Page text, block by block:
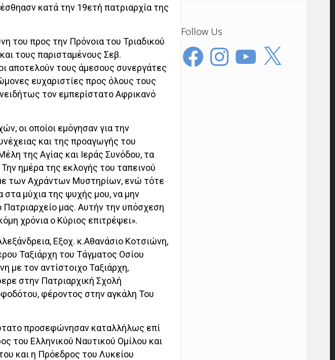
κατά την 19ετή πατριαρχία της
του προς την Πρόνοια του Τριαδικού
τους παρισταμένους Σεβ.
αποτελούν τους άμεσους συνεργάτες
ευχαριστίες προς όλους τους
τον εμπερίστατο Αφρικανό
οι οποίοι εμόγησαν για την
και της προαγωγής του
της Αγίας και Ιεράς Συνόδου, τα
ημέρα της εκλογής του ταπεινού
των Αχράντων Μυστηρίων, ενώ τότε
στα μύχια της ψυχής μου, να μην
μας. Αυτήν την υπόσχεση
χρόνια ο Κύριος επιτρέψει».
Εξοχ. κ.Αθανάσιο Κοτσιώνη,
Ταξιάρχη του Τάγματος Οσίου
με τον αντίστοιχο Ταξιάρχη,
στην Πατριαρχική Σχολή
φέροντος στην αγκάλη Του
προσεφώνησαν καταλλήλως επί
του Ελληνικού Ναυτικού Ομίλου και
και η Πρόεδρος του Λυκείου
Follow Us
FacebookInstagramYouTube
X